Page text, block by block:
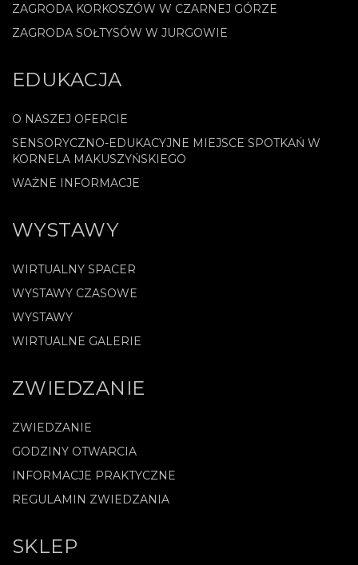
ZAGRODA KORKOSZÓW W CZARNEJ GÓRZE
ZAGRODA SOŁTYSÓW W JURGOWIE
EDUKACJA
O NASZEJ OFERCIE
SENSORYCZNO-EDUKACYJNE MIEJSCE SPOTKAŃ W
KORNELA MAKUSZYŃSKIEGO
WAŻNE INFORMACJE
WYSTAWY
WIRTUALNY SPACER
WYSTAWY CZASOWE
WYSTAWY
WIRTUALNE GALERIE
ZWIEDZANIE
ZWIEDZANIE
GODZINY OTWARCIA
INFORMACJE PRAKTYCZNE
REGULAMIN ZWIEDZANIA
SKLEP